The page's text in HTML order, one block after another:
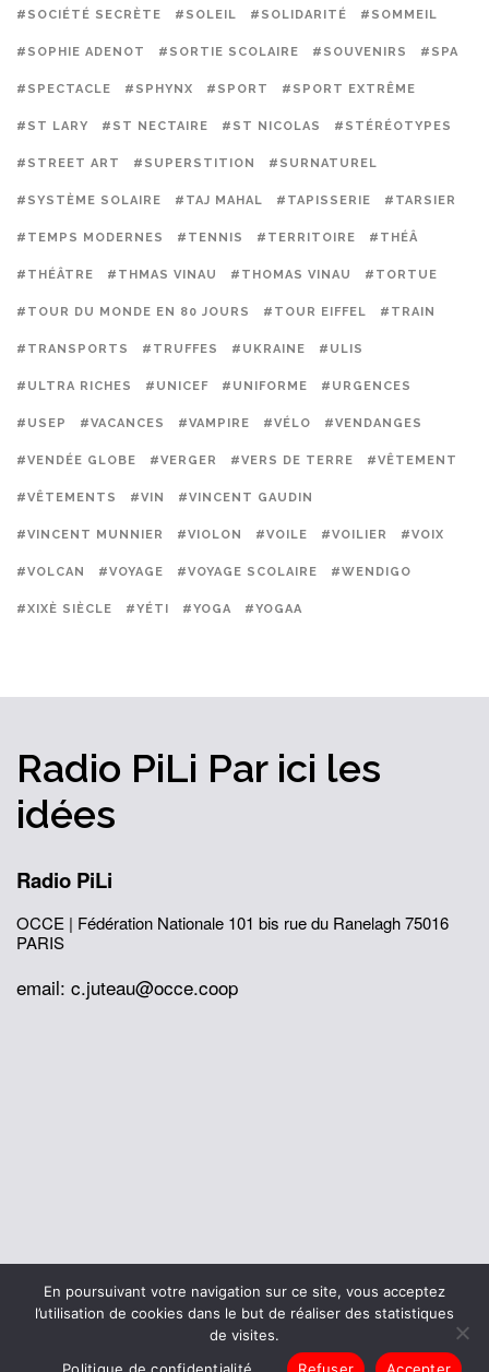
#SOCIÉTÉ SECRÈTE #SOLEIL #SOLIDARITÉ #SOMMEIL
#SOPHIE ADENOT #SORTIE SCOLAIRE #SOUVENIRS #SPA
#SPECTACLE #SPHYNX #SPORT #SPORT EXTRÊME
#ST LARY #ST NECTAIRE #ST NICOLAS #STÉRÉOTYPES
#STREET ART #SUPERSTITION #SURNATUREL
#SYSTÈME SOLAIRE #TAJ MAHAL #TAPISSERIE #TARSIER
#TEMPS MODERNES #TENNIS #TERRITOIRE #THÉÂ
#THÉÂTRE #THMAS VINAU #THOMAS VINAU #TORTUE
#TOUR DU MONDE EN 80 JOURS #TOUR EIFFEL #TRAIN
#TRANSPORTS #TRUFFES #UKRAINE #ULIS
#ULTRA RICHES #UNICEF #UNIFORME #URGENCES
#USEP #VACANCES #VAMPIRE #VÉLO #VENDANGES
#VENDÉE GLOBE #VERGER #VERS DE TERRE #VÊTEMENT
#VÊTEMENTS #VIN #VINCENT GAUDIN
#VINCENT MUNNIER #VIOLON #VOILE #VOILIER #VOIX
#VOLCAN #VOYAGE #VOYAGE SCOLAIRE #WENDIGO
#XIXÈ SIÈCLE #YÉTI #YOGA #YOGAA
Radio PiLi Par ici les
idées
Radio PiLi
OCCE | Fédération Nationale 101 bis rue du Ranelagh75016
PARIS
email: c.juteau@occe.coop
© 2026 Office Central de la Coopération à l'École
Mentions légales
Politique de confidentialité
L’histoire de I’OCCE
En poursuivant votre navigation sur ce site, vous acceptez
l’utilisation de cookies dans le but de réaliser des statistiques
de visites.
Accepter
Refuser
Politique de confidentialité